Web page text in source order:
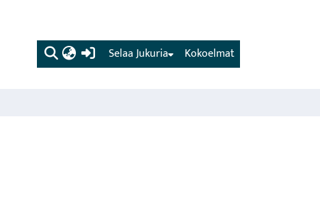
(current) Kokoelmat
Selaa Jukuria